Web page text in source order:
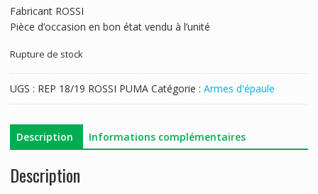
Fabricant ROSSI
Pièce d’occasion en bon état vendu à l’unité
Rupture de stock
UGS : REP 18/19 ROSSI PUMA Catégorie : Armes d'épaule
Description Informations complémentaires
Description